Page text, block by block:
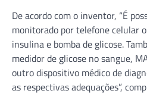
De acordo com o inventor, “É
monitorado por telefone celular
insulina e bomba de glicose.
medidor de glicose no sangue,
outro dispositivo médico de
as respectivas adequações”,